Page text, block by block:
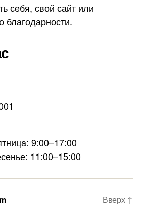
себя, свой сайт или
благодарности.
9:00–17:00
11:00–15:00
Вверх ↑